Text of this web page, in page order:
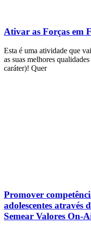
Ativar as Forças em
Esta é uma atividade que
as suas melhores
caráter)! Quer
Promover
adolescentes através
Semear Valores On-